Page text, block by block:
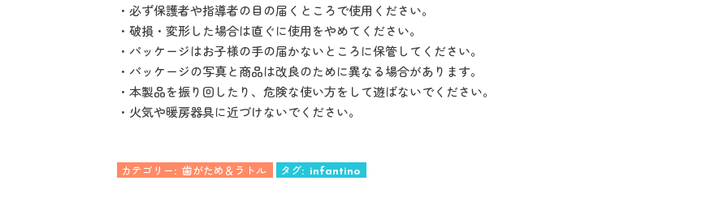
・必ず保護者や指導者の目の届くところで使用ください。
・破損・変形した場合は直ぐに使用をやめてください。
・パッケージはお子様の手の届かないところに保管してください。
・パッケージの写真と商品は改良のために異なる場合があります。
・本製品を振り回したり、危険な使い方をして遊ばないでください。
・火気や暖房器具に近づけないでください。
カテゴリー: 歯がため＆ラトル タグ: infantino